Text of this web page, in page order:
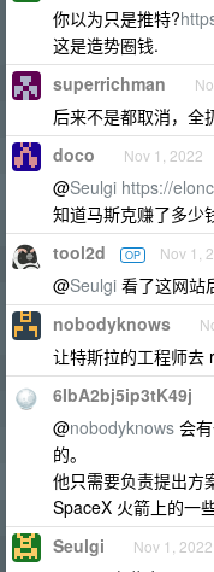
你以为只是推特?
这是造势圈钱.
superrichman
后来不是都取消，全
doco Nov 1, 2022
@Seulgi https://
知道马斯克赚了多少
tool2d OP Nov 1,
@Seulgi 看了这网站
nobodyknows
让特斯拉的工程师去
6IbA2bj5ip3tK49j
@nobodyknows 会
的。
他只需要负责提出方
SpaceX 火箭上的一
Seulgi Nov 1, 2022